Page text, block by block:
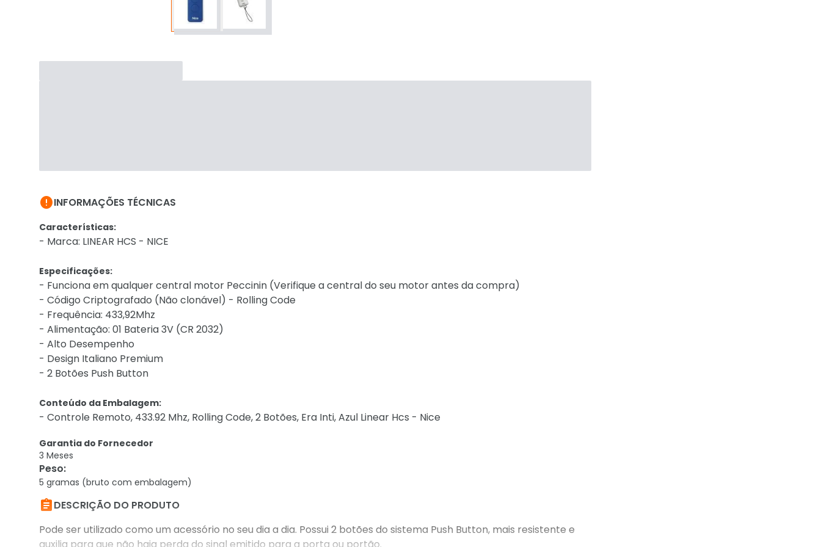
INFORMAÇÕES TÉCNICAS
Características:
- Marca: LINEAR HCS - NICE
Especificações:
- Funciona em qualquer central motor Peccinin (Verifique a central do seu motor antes da compra)
- Código Criptografado (Não clonável) - Rolling Code
- Frequência: 433,92Mhz
- Alimentação: 01 Bateria 3V (CR 2032)
- Alto Desempenho
- Design Italiano Premium
- 2 Botões Push Button
Conteúdo da Embalagem:
- Controle Remoto, 433.92 Mhz, Rolling Code, 2 Botões, Era Inti, Azul Linear Hcs - Nice
Garantia do Fornecedor
3 Meses
Peso:
5 gramas (bruto com embalagem)
DESCRIÇÃO DO PRODUTO
Pode ser utilizado como um acessório no seu dia a dia. Possui 2 botões do sistema Push Button, mais resistente e